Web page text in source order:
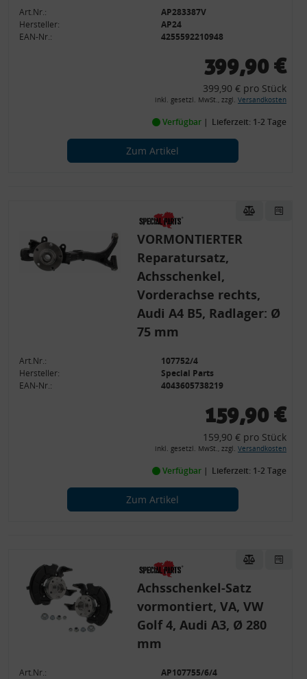
Art.Nr.:
AP283387V
Hersteller:
AP24
EAN-Nr.:
4255592210948
399,90 €
399,90 € pro Stück
inkl. gesetzl. MwSt., zzgl. Versandkosten
Verfügbar Lieferzeit: 1-2 Tage
Zum Artikel
VORMONTIERTER
Reparatursatz,
Achsschenkel,
Vorderachse rechts,
Audi A4 B5, Radlager: Ø
75 mm
Art.Nr.:
107752/4
Hersteller:
Special Parts
EAN-Nr.:
4043605738219
159,90 €
159,90 € pro Stück
inkl. gesetzl. MwSt., zzgl. Versandkosten
Verfügbar Lieferzeit: 1-2 Tage
Zum Artikel
Achsschenkel-Satz
vormontiert, VA, VW
Golf 4, Audi A3, Ø 280
mm
Art.Nr.:
AP107755/6/4